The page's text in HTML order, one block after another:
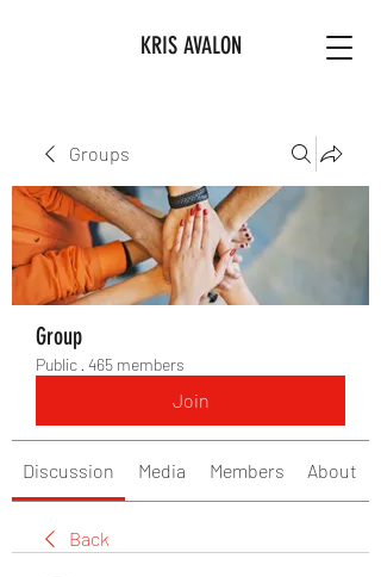
KRIS AVALON
Groups
Group
Public · 465 members
Join
Discussion Media Members About
Back